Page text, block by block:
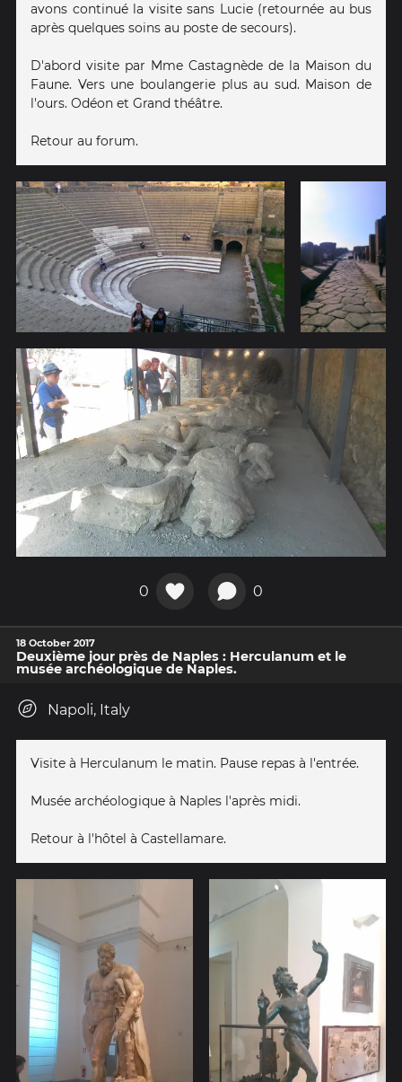
avons continué la visite sans Lucie (retournée au bus
après quelques soins au poste de secours).
D'abord visite par Mme Castagnède de la Maison du
Faune. Vers une boulangerie plus au sud. Maison de
l'ours. Odéon et Grand théâtre.
Retour au forum.
0 0
18 October 2017
Deuxième jour près de Naples : Herculanum et le
musée archéologique de Naples.
Napoli, Italy
Visite à Herculanum le matin. Pause repas à l'entrée.
Musée archéologique à Naples l'après midi.
Retour à l'hôtel à Castellamare.